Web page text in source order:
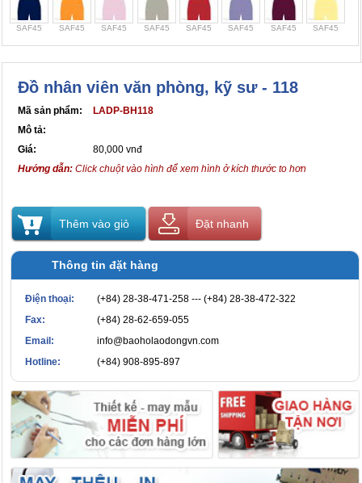
SAF45 SAF45 SAF45 SAF45 SAF45 SAF45 SAF45 SAF45
Đồ nhân viên văn phòng, kỹ sư - 118
Mã sản phẩm:
LADP-BH118
Mô tả:
Giá:
80,000 vnđ
Hướng dẫn: Click chuột vào hình để xem hình ở kích thước to hơn
Thêm vào giỏ Đặt nhanh
Thông tin đặt hàng
Điện thoại:
(+84) 28-38-471-258 --- (+84) 28-38-472-322
Fax:
(+84) 28-62-659-055
Email:
info@baoholaodongvn.com
Hotline:
(+84) 908-895-897